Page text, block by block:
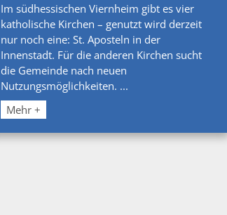
Im südhessischen Viernheim gibt es vier
katholische Kirchen – genutzt wird derzeit
nur noch eine: St. Aposteln in der
Innenstadt. Für die anderen Kirchen sucht
die Gemeinde nach neuen
Nutzungsmöglichkeiten. ...
Mehr +